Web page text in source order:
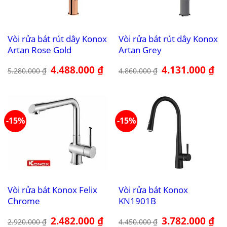
Vòi rửa bát rút dây Konox
Artan Rose Gold
5.280.000₫ Giá
gốc
4.488.000₫Giá
hiện
Vòi rửa bát rút dây Konox
Artan Grey
4.860.000₫ Giá
gốc
4.131.000₫Giá
-15%
Vòi rửa bát Konox Felix
Chrome
2.920.000₫ Giá
2.482.000₫Giá
-15%
Vòi rửa bát Konox
KN1901B
4.450.000₫ Giá
3.782.000₫Giá